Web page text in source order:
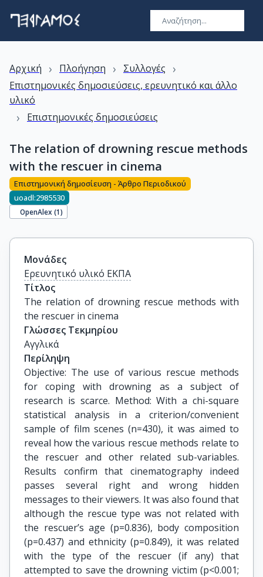
Αρχική › Πλοήγηση › Συλλογές ›
Επιστημονικές δημοσιεύσεις, ερευνητικό και άλλο
υλικό
› Επιστημονικές δημοσιεύσεις
The relation of drowning rescue methods
with the rescuer in cinema
Επιστημονική δημοσίευση - Άρθρο Περιοδικού
uoadl:2985530
OpenAlex (1)
Μονάδες
Ερευνητικό υλικό ΕΚΠΑ
Τίτλος
The relation of drowning rescue methods with
the rescuer in cinema
Γλώσσες Τεκμηρίου
Αγγλικά
Περίληψη
Objective: The use of various rescue methods
for coping with drowning as a subject of
research is scarce. Method: With a chi-square
statistical analysis in a criterion/convenient
sample of film scenes (n=430), it was aimed to
reveal how the various rescue methods relate to
the rescuer and other related sub-variables.
Results confirm that cinematography indeed
passes several right and wrong hidden
messages to their viewers. It was also found that
although the rescue type was not related with
the rescuer’s age (p=0.836), body composition
(p=0.437) and ethnicity (p=0.849), it was related
with the type of the rescuer (if any) that
attempted to save the drowning victim (p<0.001;